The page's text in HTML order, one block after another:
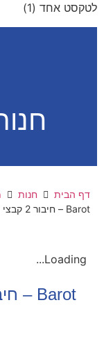
לטקסט אחד (1)
דף הבית חנות
Barot – חיבור 2 קבצי הערות לטקסט אחד (1)
Loading...